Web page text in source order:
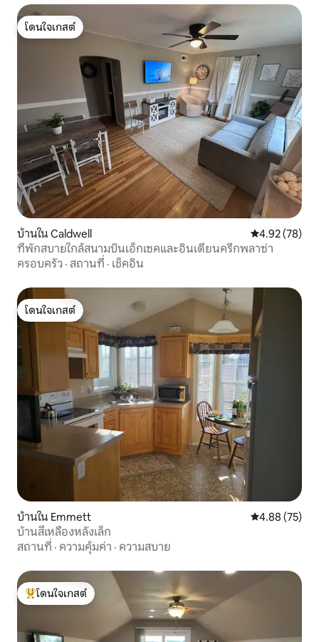
โดนใจเกสต์
โดนใจเกสต์
บ้านใน Caldwell คะแนนเฉลี่ย
4.92 (78)
ที่พักสบายใกล้สนามบินเอ็กเซคและอินเดียนครีกพลาซ่า
ครอบครัว · สถานที่ · เช็คอิน
โดนใจเกสต์
โดนใจเกสต์
บ้านใน Emmett คะแนนเฉลี่ย
4.88 (75)
บ้านสีเหลืองหลังเล็ก
สถานที่ · ความคุ้มค่า · ความสบาย
โดนใจเกสต์ที่สุด
โดนใจเกสต์